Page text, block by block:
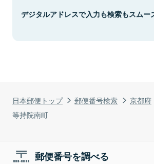
日本郵便トップ 郵便番号検索 京都府
等持院南町
デジタルアドレスで入力も検索もスムー
郵便番号を調べる